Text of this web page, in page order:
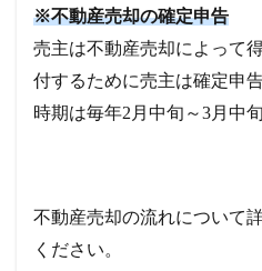
※不動産売却の確定申告
売主は不動産売却によって
付するために売主は確定申
時期は毎年2月中旬～3月中
不動産売却の流れについて
ください。